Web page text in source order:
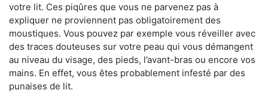
votre lit. Ces piqûres que vous ne parvenez pas à
expliquer ne proviennent pas obligatoirement des
moustiques. Vous pouvez par exemple vous réveiller avec
des traces douteuses sur votre peau qui vous démangent
au niveau du visage, des pieds, l’avant-bras ou encore vos
mains. En effet, vous êtes probablement infesté par des
punaises de lit.